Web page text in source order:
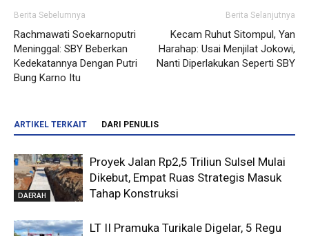
Berita Sebelumnya
Rachmawati Soekarnoputri
Meninggal: SBY Beberkan
Kedekatannya Dengan Putri
Bung Karno Itu
Berita Selanjutnya
Kecam Ruhut Sitompul, Yan
Harahap: Usai Menjilat Jokowi,
Nanti Diperlakukan Seperti SBY
ARTIKEL TERKAIT DARI PENULIS
DAERAH
Proyek Jalan Rp2,5 Triliun Sulsel Mulai
Dikebut, Empat Ruas Strategis Masuk
Tahap Konstruksi
LT II Pramuka Turikale Digelar, 5 Regu